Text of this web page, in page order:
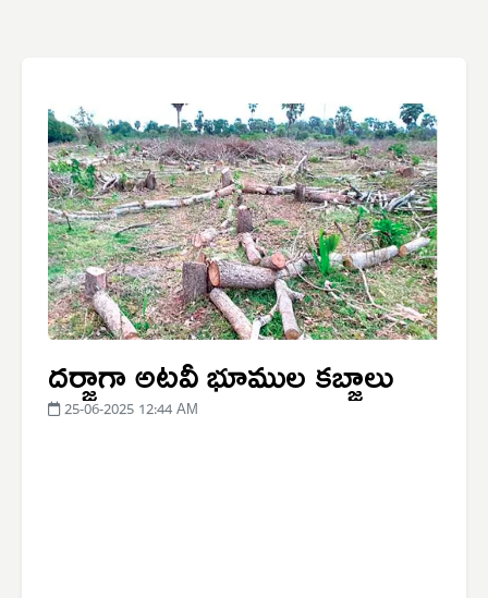
దర్జాగా అటవీ భూముల కబ్జాలు
25-06-2025 12:44 AM